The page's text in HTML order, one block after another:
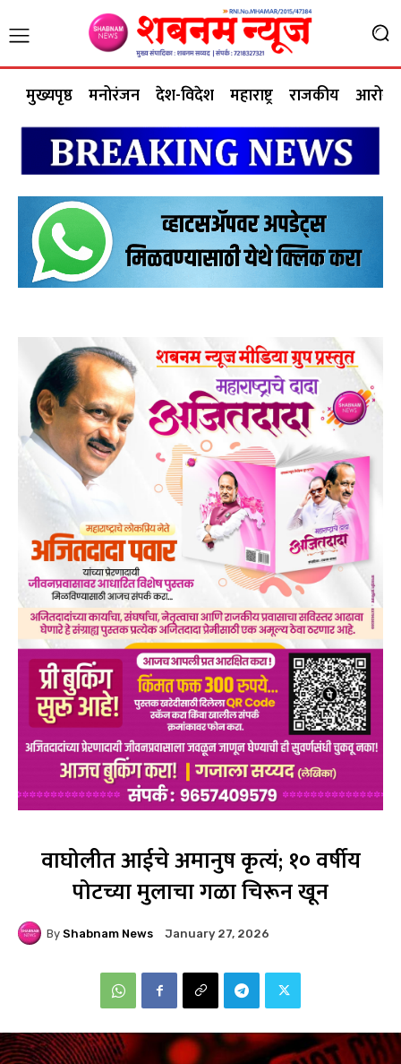
मुख्यपृष्ठ मनोरंजन देश-विदेश महाराष्ट्र राजकीय आरोग्य
वाघोलीत आईचे अमानुष कृत्यं; १० वर्षीय
पोटच्या मुलाचा गळा चिरून खून
By Shabnam News January 27, 2026